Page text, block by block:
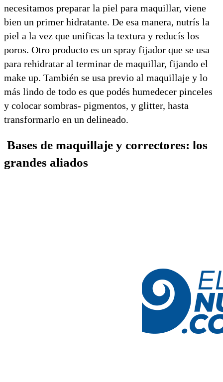
necesitamos preparar la piel para maquillar, viene
bien un primer hidratante. De esa manera, nutrís la
piel a la vez que unificas la textura y reducís los
poros. Otro producto es un spray fijador que se usa
para rehidratar al terminar de maquillar, fijando el
make up. También se usa previo al maquillaje y lo
más lindo de todo es que podés humedecer pinceles
y colocar sombras- pigmentos, y glitter, hasta
transformarlo en un delineado.
Bases de maquillaje y correctores: los
grandes aliados